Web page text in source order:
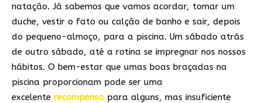
natação. Já sabemos que vamos acordar, tomar um
duche, vestir o fato ou calção de banho e sair, depois
do pequeno-almoço, para a piscina. Um sábado atrás
de outro sábado, até a rotina se impregnar nos nossos
hábitos. O bem-estar que umas boas braçadas na
piscina proporcionam pode ser uma
excelente recompensa para alguns, mas insuficiente